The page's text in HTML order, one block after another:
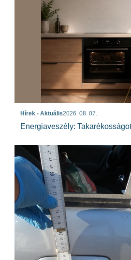
Hírek - Aktuális2026. 08. 07.
Energiaveszély: